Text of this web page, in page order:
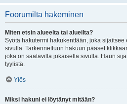
Foorumilta hakeminen
Miten etsin alueelta tai alueilta?
Syötä hakutermi hakukenttään, joka
sivulla. Tarkennettuun hakuun pääset
joka on saatavilla jokaisella sivulla. Haun
tyylistä.
Ylös
Miksi hakuni ei löytänyt mitään?